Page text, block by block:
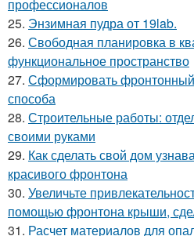
профессионалов
25. Энзимная пудра от 19lab.
26. Свободная планировка в
функциональное пространство
27. Сформировать
способа
28. Строительные работы:
своими руками
29. Как сделать свой дом
красивого фронтона
30. Увеличьте
помощью фронтона крыши,
31. Расчет материалов для